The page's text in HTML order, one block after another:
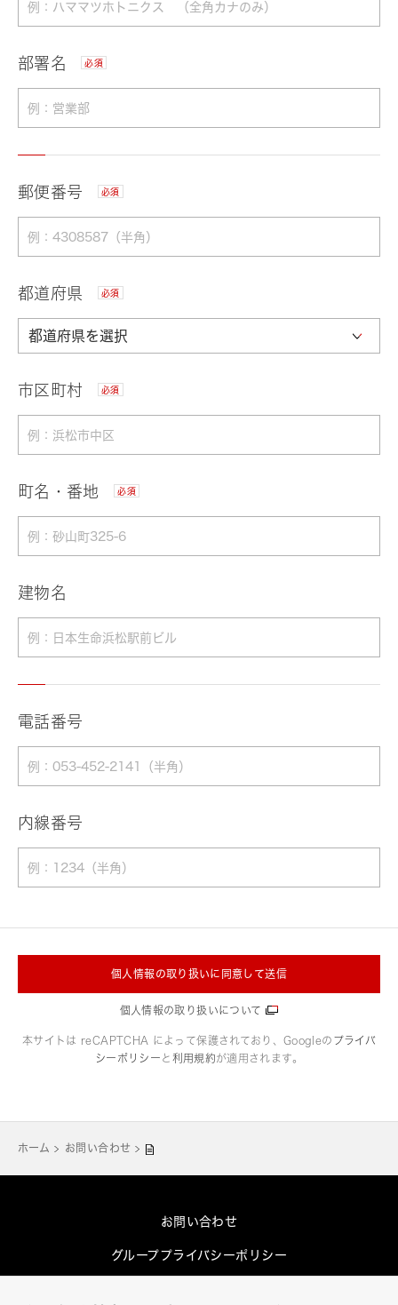
部署名 必須
郵便番号 必須
都道府県 必須
市区町村 必須
町名・番地 必須
建物名
電話番号
内線番号
個人情報の取り扱いに同意して送信
個人情報の取り扱いについて
本サイトは reCAPTCHA によって保護されており、Googleの プライバ
シーポリシー と 利用規約が適用されます。
ホーム お問い合わせ
お問い合わせ
グループプライバシーポリシー